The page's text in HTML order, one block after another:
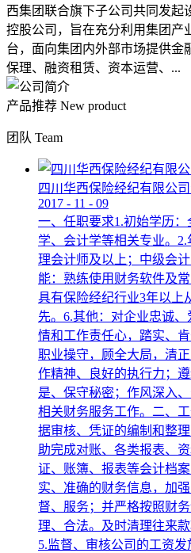
西集团联合旗下子公司共同发起
控股公司，旨在充分利用集团产
台，面向集团内外部市场提供金
保理、融资租赁、资本运营、...
产品推荐 New product
团队 Team
四川华西保险经纪有限公
2017 - 11 - 09
一、任职要求1.初始学历
学、会计学等相关专业。
理会计师及以上；中级会
能：熟练使用财务软件及
具有保险经纪行业3年以上
先。6.其他：对企业忠诚
情和工作责任心，踏实、
职业操守，顾全大局，清
作精神、良好的执行力；
是、保守秘密；作风深入
相关财务服务工作。二、
据审核、凭证的编制和整
助完成对账、各类报表、
证、账簿、报表等会计档
实、准确的财务信息，加
督、服务；并严格按照财
理、合法。及时清理往来
5.监督、审核公司的工资